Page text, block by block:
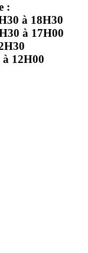
:
à 18H30
à 17H00
12H00